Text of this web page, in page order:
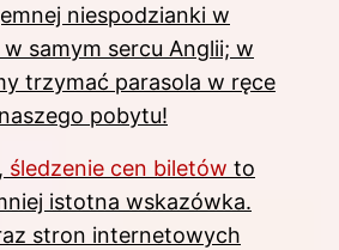
niespodzianki w
samym sercu Anglii; w
trzymać parasola w ręce
pobytu!
śledzenie cen biletów to
istotna wskazówka.
stron internetowych